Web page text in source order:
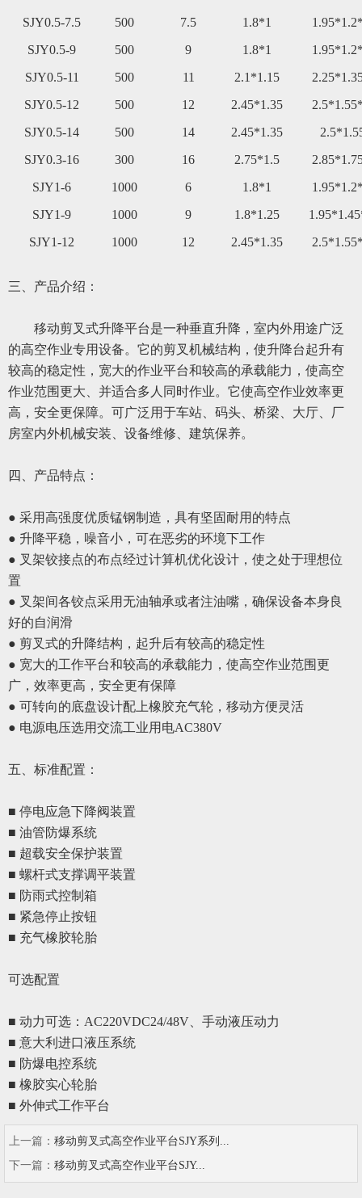
SJY0.5-7.5 500 7.5 1.8*1
SJY0.5-9
500 9 1.8*1
SJY0.5-11
500 11 2.1*1.15
SJY0.5-12
500 12 2.45*1.35
SJY0.5-14 500 14 2.45*1.35
SJY0.3-16
300 16 2.75*1.5
SJY1-6
1000 6 1.8*1
SJY1-9
1000 9 1.8*1.25
SJY1-12
1000 12 2.45*1.35
三、 产品介绍：
移动剪叉式升降平台是一种垂直升降，室内外用途广泛
的高空作业专用设备。它的剪叉机械结构，使升降台起升有
较高的稳定性，宽大的作业平台和较高的承载能力，使高空
作业范围更大、并适合多人同时作业。它使高空作业效率更
高，安全更保障。可广泛用于车站、码头、桥梁、大厅、厂
房室内外机械安装、设备维修、建筑保养。
四、 产品特点：
● 采用高强度优质锰钢制造，具有坚固耐用的特点
● 升降平稳，噪音小，可在恶劣的环境下工作
● 叉架铰接点的布点经过计算机优化设计，使之处于理想位
置
● 叉架间各铰点采用无油轴承或者注油嘴，确保设备本身良
好的自润滑
● 剪叉式的升降结构，起升后有较高的稳定性
● 宽大的工作平台和较高的承载能力，使高空作业范围更
广，效率更高，安全更有保障
● 可转向的底盘设计配上橡胶充气轮，移动方便灵活
● 电源电压选用交流工业用电AC380V
五、 标准配置 ：
■ 停电应急下降阀装置
■ 油管防爆系统
■ 超载安全保护装置
■ 螺杆式支撑调平装置
■ 防雨式控制箱
■ 紧急停止按钮
■ 充气橡胶轮胎
可选配置
■ 动力可选：AC220VDC24/48V、手动液压动力
■ 意大利进口液压系统
■ 防爆电控系统
■ 橡胶实心轮胎
■ 外伸式工作平台
上一篇： 移动剪叉式高空作业平台SJY系列...
下一篇： 移动剪叉式高空作业平台SJY...